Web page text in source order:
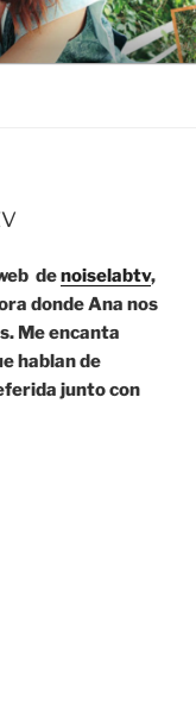
denoiselabtv,
donde Ana nos
Me encanta
hablan de
junto con